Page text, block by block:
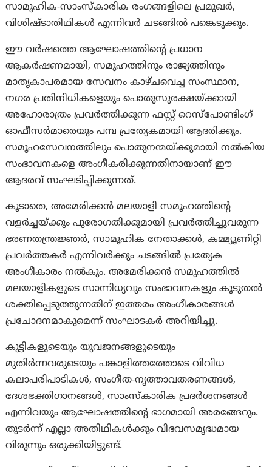
സാമൂഹിക-സാംസ്കാരിക രംഗങ്ങളിലെ പ്രമുഖർ,
വിശിഷ്ടാതിഥികൾ എന്നിവർ ചടങ്ങിൽ പങ്കെടുക്കും.
ഈ വർഷത്തെ ആഘോഷത്തിന്റെ പ്രധാന
ആകർഷണമായി, സമൂഹത്തിനും രാജ്യത്തിനും
മാതൃകാപരമായ സേവനം കാഴ്ചവെച്ച സംസ്ഥാന,
നഗര പ്രതിനിധികളെയും പൊതുസുരക്ഷയ്ക്കായി
അഹോരാത്രം പ്രവർത്തിക്കുന്ന ഫസ്റ്റ് റെസ്‌പോണ്ടിംഗ്
ഓഫീസർമാരെയും പമ്പ പ്രത്യേകമായി ആദരിക്കും.
സമൂഹസേവനത്തിലും പൊതുനന്മയ്ക്കുമായി നൽകിയ
സംഭാവനകളെ അംഗീകരിക്കുന്നതിനായാണ് ഈ
ആദരവ് സംഘടിപ്പിക്കുന്നത്.
കൂടാതെ, അമേരിക്കൻ മലയാളി സമൂഹത്തിന്റെ
വളർച്ചയ്ക്കും പുരോഗതിക്കുമായി പ്രവർത്തിച്ചുവരുന്ന
ഭരണതന്ത്രജ്ഞർ, സാമൂഹിക നേതാക്കൾ, കമ്മ്യൂണിറ്റി
പ്രവർത്തകർ എന്നിവർക്കും ചടങ്ങിൽ പ്രത്യേക
അംഗീകാരം നൽകും. അമേരിക്കൻ സമൂഹത്തിൽ
മലയാളികളുടെ സാന്നിധ്യവും സംഭാവനകളും കൂടുതൽ
ശക്തിപ്പെടുത്തുന്നതിന് ഇത്തരം അംഗീകാരങ്ങൾ
പ്രചോദനമാകുമെന്ന് സംഘാടകർ അറിയിച്ചു.
കുട്ടികളുടെയും യുവജനങ്ങളുടെയും
മുതിർന്നവരുടെയും പങ്കാളിത്തത്തോടെ വിവിധ
കലാപരിപാടികൾ, സംഗീത-നൃത്താവതരണങ്ങൾ,
ദേശഭക്തിഗാനങ്ങൾ, സാംസ്കാരിക പ്രദർശനങ്ങൾ
എന്നിവയും ആഘോഷത്തിന്റെ ഭാഗമായി അരങ്ങേറും.
തുടർന്ന് എല്ലാ അതിഥികൾക്കും വിഭവസമൃദ്ധമായ
വിരുന്നും ഒരുക്കിയിട്ടുണ്ട്.